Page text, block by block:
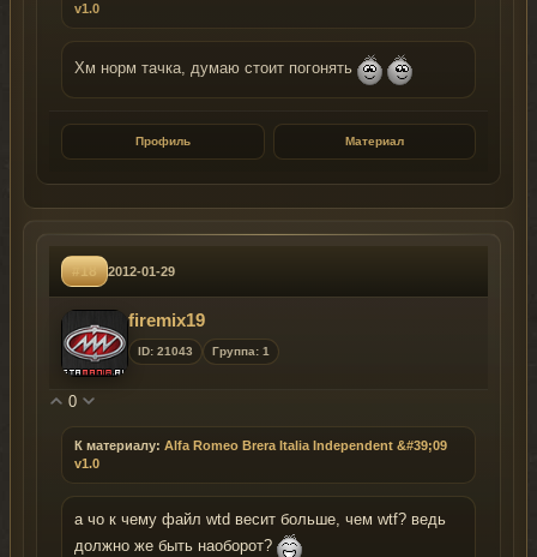
v1.0
Хм норм тачка, думаю стоит погонять
Профиль Материал
#18 2012-01-29
firemix19
ID: 21043 Группа: 1
0
К материалу: Alfa Romeo Brera Italia Independent &#39;09
v1.0
а чо к чему файл wtd весит больше, чем wtf? ведь
должно же быть наоборот?